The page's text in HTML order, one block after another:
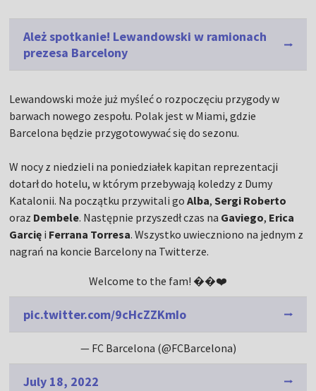
Ależ spotkanie! Lewandowski w ramionach
prezesa Barcelony
Lewandowski może już myśleć o rozpoczęciu przygody w
barwach nowego zespołu. Polak jest w Miami, gdzie
Barcelona będzie przygotowywać się do sezonu.
W nocy z niedzieli na poniedziałek kapitan reprezentacji
dotarł do hotelu, w którym przebywają koledzy z Dumy
Katalonii. Na początku przywitali goAlba,Sergi Roberto
oraz Dembele. Następnie przyszedł czas na Gaviego, Erica
Garcię i Ferrana Torresa. Wszystko uwieczniono na jednym z
nagrań na koncie Barcelony na Twitterze.
Welcome to the fam! ��❤️
pic.twitter.com/9cHcZZKmIo
— FC Barcelona (@FCBarcelona)
July 18, 2022